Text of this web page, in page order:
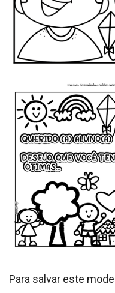
Para salvar este